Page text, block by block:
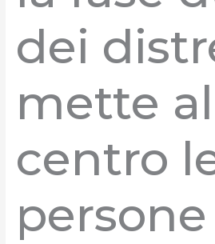
dei
mette al
centro
persone